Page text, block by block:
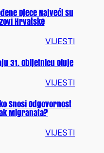
Djece Najveći Su
Hrvatske
VIJESTI
31. Obljetnicu Oluje
VIJESTI
Snosi Odgovornost
Migranata?
VIJESTI